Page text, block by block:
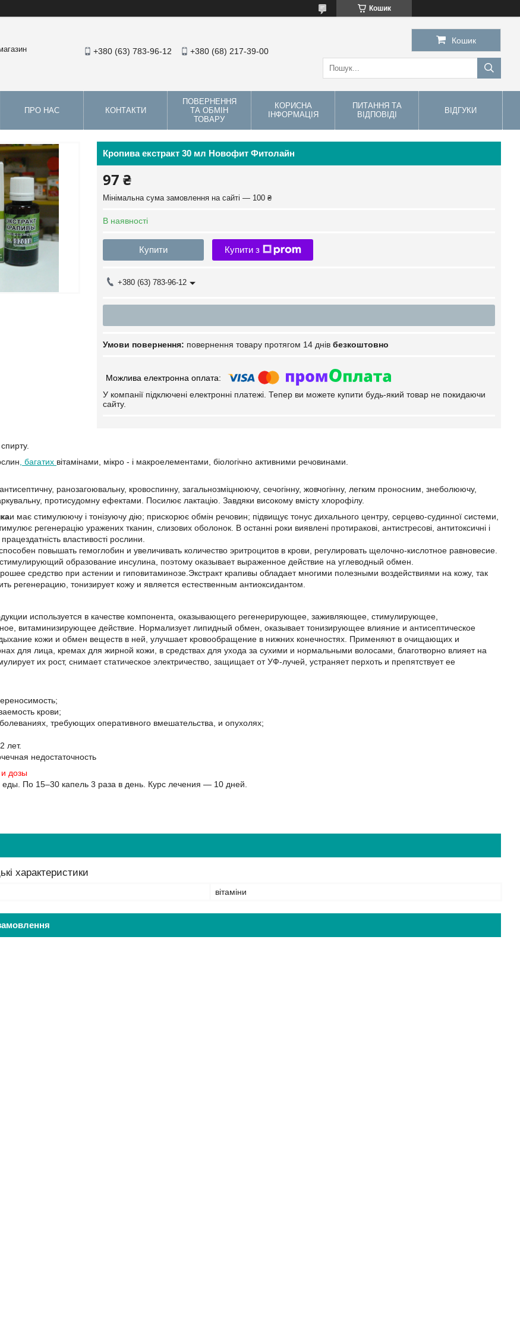
Кошик
+380 (63) 783-96-12 +380 (68) 217-39-00
Кошик
ПРО НАС КОНТАКТИ
ПОВЕРНЕННЯ
ТА ОБМІН
ТОВАРУ
КОРИСНА
ІНФОРМАЦІЯ
ПИТАННЯ ТА
ВІДПОВІДІ
ВІДГУКИ
Кропива екстракт 30 мл Новофит Фитолайн
97 ₴
Мінімальна сума замовлення на сайті — 100 ₴
В наявності
Купити Купити з
+380 (63) 783-96-12
повернення товару протягом 14 днів безкоштовно
У компанії підключені електронні платежі. Тепер ви можете купити будь-який товар не покидаючи
сайту.
, багатих вітамінами, мікро - і макроелементами, біологічно активними речовинами.
ранозагоювальну, кровоспинну, загальнозміцнюючу, сечогінну, жовчогінну, легким проносним, знеболюючу,
протисудомну ефектами. Посилює лактацію. Завдяки високому вмісту хлорофілу.
и має стимулюючу і тонізуючу дію; прискорює обмін речовин; підвищує тонус дихального центру, серцево-судинної системи,
регенерацію уражених тканин, слизових оболонок. В останні роки виявлені протиракові, антистресові, антитоксичні і
властивості рослини.
повышать гемоглобин и увеличивать количество эритроцитов в крови, регулировать щелочно-кислотное равновесие.
образование инсулина, поэтому оказывает выраженное действие на углеводный обмен.
средство при астении и гиповитаминозе.Экстракт крапивы обладает многими полезными воздействиями на кожу, так
регенерацию, тонизирует кожу и является естественным антиоксидантом.
используется в качестве компонента, оказывающего регенерирующее, заживляющее, стимулирующее,
витаминизирующее действие. Нормализует липидный обмен, оказывает тонизирующее влияние и антисептическое
кожи и обмен веществ в ней, улучшает кровообращение в нижних конечностях. Применяют в очищающих и
для лица, кремах для жирной кожи, в средствах для ухода за сухими и нормальными волосами, благотворно влияет на
их рост, снимает статическое электричество, защищает от УФ-лучей, устраняет перхоть и препятствует ее
крови;
требующих оперативного вмешательства, и опухолях;
лет.
недостаточность
и дозы
По 15–30 капель 3 раза в день. Курс лечения — 10 дней.
характеристики
вітаміни